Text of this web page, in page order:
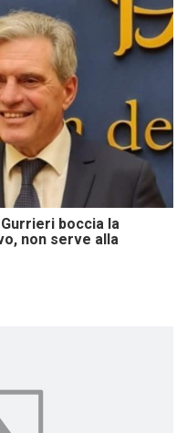
boccia la
non serve alla